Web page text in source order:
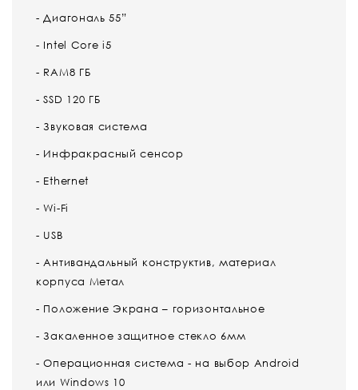
- Диагональ 55”
- Intel Core i5
- RAM8 ГБ
- SSD 120 ГБ
- Звуковая система
- Инфракрасный сенсор
- Ethernet
- Wi-Fi
- USB
- Антивандальный конструктив, материал
корпуса Метал
- Положение Экрана – горизонтальное
- Закаленное защитное стекло 6мм
- Операционная система - на выбор Android
или Windows 10